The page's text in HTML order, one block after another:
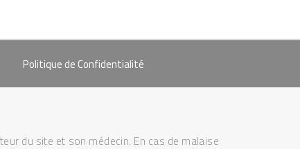
Politique de Confidentialité
du site et son médecin. En cas de malaise